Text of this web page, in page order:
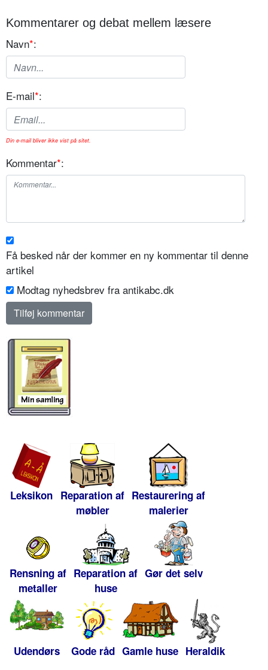
Kommentarer og debat mellem læsere
Navn*:
E-mail*:
Din e-mail bliver ikke vist på sitet.
Kommentar*:
Få besked når der kommer en ny kommentar til denne
artikel
Modtag nyhedsbrev fra antikabc.dk
Leksikon Reparation af
møbler
Restaurering af
malerier
Rensning af
metaller
Reparation af
huse
Gør det selv
Udendørs Gode råd Gamle huse Heraldik